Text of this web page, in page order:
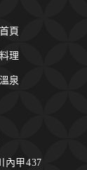
首頁
料理
溫泉
內甲437